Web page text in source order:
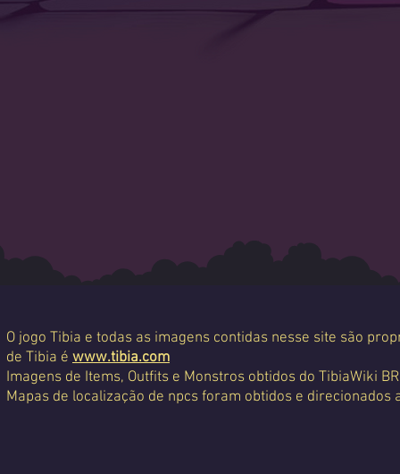
O jogo Tibia e todas as imagens contidas nesse site são
de Tibia é www.tibia.com
Imagens de Items, Outfits e Monstros obtidos do TibiaWiki
Mapas de localização de npcs foram obtidos e direcionados